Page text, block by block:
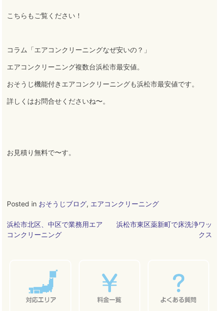
こちらもご覧ください！
コラム「エアコンクリーニングなぜ安いの？」
エアコンクリーニング複数台浜松市最安値。
おそうじ機能付きエアコンクリーニングも浜松市最安値です。
詳しくはお問合せくださいね〜。
お見積り無料で〜す。
Posted in おそうじブログ, エアコンクリーニング
投
稿
浜松市北区、中区で業務用エア
コンクリーニング
浜松市東区薬新町で床洗浄ワッ
クス